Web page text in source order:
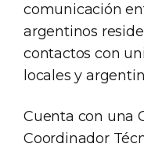
comunicación
argentinos
contactos con
locales y
Cuenta con una
Coordinador